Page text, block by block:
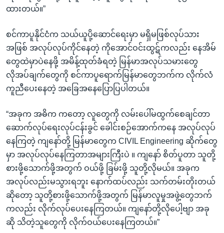
ထားတယ်။”
စင်ကာပူနိုင်ငံက သယ်ယူပို့ဆောင်ရေးမှာ မရှိမဖြစ်လုပ်သား
အဖြစ် အလုပ်လုပ်ကိုင်နေတဲ့ ကိုအောင်ဝင်းထွဋ်ကလည်း နေအိမ်
တွေထဲမှာပဲနေဖို့ အမိန့်ထုတ်ခံရတဲ့ မြန်မာအလုပ်သမားတွေ
လိုအပ်ချက်တွေကို စင်ကာပူရောက်မြန်မာတွေဘက်က လိုက်လံ
ကူညီပေးနေတဲ့ အခြေအနေပြောပြပါတယ်။
“အခုက အဓိက ကတော့ လူတွေကို လမ်းပေါ်မထွက်စေချင်တာ
ဆောက်လုပ်ရေးလုပ်ငန်းခွင် ခေါင်းစဉ်အောက်ကနေ အလုပ်လုပ်
နေကြတဲ့ ကျနော်တို့ မြန်မာတွေက CIVIL Engineering ဆိုက်တွေ
မှာ အလုပ်လုပ်နေကြတာအများကြီးပဲ ။ ကျနော် စိတ်ပူတာ သူတို့
စားဖို့သောက်ဖို့အတွက် ဝယ်ဖို့ ခြမ်းဖို့ သူတို့လိုမယ်။ အခုက
အလုပ်လည်းမသွားရဘူး နောက်ထပ်လည်း သက်တမ်းတိုးတယ်
ဆိုတော့ သူတို့စားဖို့သောက်ဖို့အတွက် မြန်မာလူမှုအဖွဲ့တွေဘက်
ကလည်း လိုက်လုပ်ပေးနေကြတယ်။ ကျနော်တို့လိုပေါ့ဗျာ အခု
ဆို သိတဲ့သူတွေကို လိုက်ဝယ်ပေးနေကြတယ်။”